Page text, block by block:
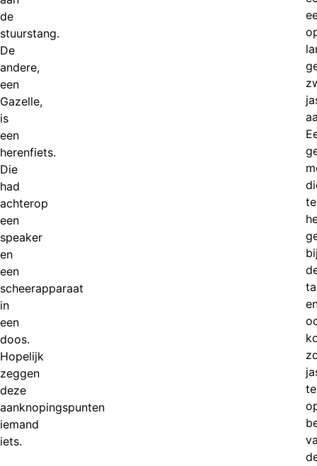
de
stuurstang.
De
andere,
een
Gazelle,
is
een
herenfiets.
Die
had
achterop
een
speaker
en
een
scheerapparaat
in
een
doos.
Hopelijk
zeggen
deze
aanknopingspunten
iemand
iets.
te